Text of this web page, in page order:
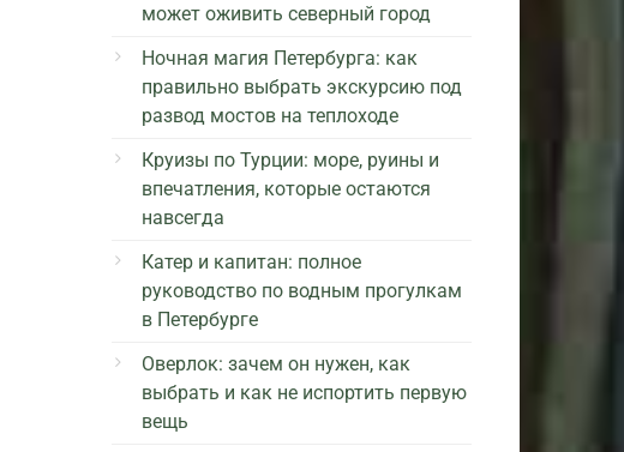
может оживить северный город
Ночная магия Петербурга: как
правильно выбрать экскурсию под
развод мостов на теплоходе
Круизы по Турции: море, руины и
впечатления, которые остаются
навсегда
Катер и капитан: полное
руководство по водным прогулкам
в Петербурге
Оверлок: зачем он нужен, как
выбрать и как не испортить первую
вещь